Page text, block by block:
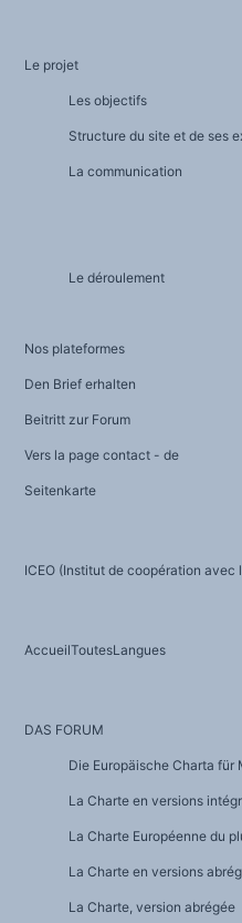
Sprachpolitik und Sprachrechte
Sprachdynamik und Sprachengebrauch
Sprachen und Geschichte
Sprachen, Wissenschaft und Philosophie
Terminologie
THEMENBEREICHE
Auszüge
Anglizismen
Le projet
Les objectifs
Structure du site et de ses
La communication
Le déroulement
Nos plateformes
Den Brief erhalten
Beitritt zur Forum
Vers la page contact - de
Seitenkarte
ICEO (Institut de coopération avec
AccueilToutesLangues
DAS FORUM
Die Europäische Charta für
La Charte en versions
La Charte Européenne du
La Charte en versions
La Charte, version abrégée